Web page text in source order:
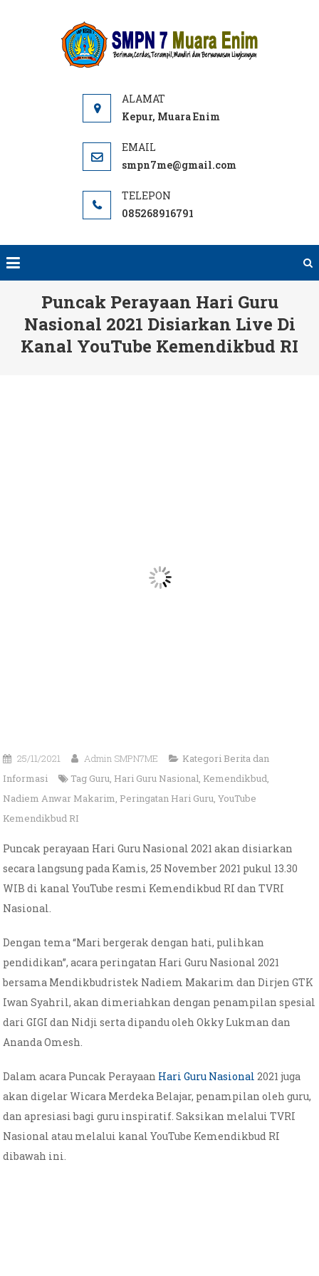
Kepur, Muara Enim
smpn7me@gmail.com
085268916791
Puncak Perayaan Hari Guru
Nasional 2021 Disiarkan Live Di
Kanal YouTube Kemendikbud RI
25/11/2021 Admin SMPN7ME Kategori Berita dan
Informasi
Tag Guru, Hari Guru Nasional, Kemendikbud,
Nadiem Anwar Makarim, Peringatan Hari Guru,YouTube
Kemendikbud RI
Puncak perayaan Hari Guru Nasional 2021 akan disiarkan
secara langsung pada Kamis, 25 November 2021 pukul 13.30
WIB di kanal YouTube resmi Kemendikbud RI dan TVRI
Nasional.
Dengan tema “Mari bergerak dengan hati, pulihkan
pendidikan”, acara peringatan Hari Guru Nasional 2021
bersama Mendikbudristek Nadiem Makarim dan Dirjen GTK
Iwan Syahril, akan dimeriahkan dengan penampilan spesial
dari GIGI dan Nidji serta dipandu oleh Okky Lukman dan
Ananda Omesh.
Dalam acara Puncak Perayaan Hari Guru Nasional 2021 juga
akan digelar Wicara Merdeka Belajar, penampilan oleh guru,
dan apresiasi bagi guru inspiratif. Saksikan melalui TVRI
Nasional atau melalui kanal YouTube Kemendikbud RI
dibawah ini.